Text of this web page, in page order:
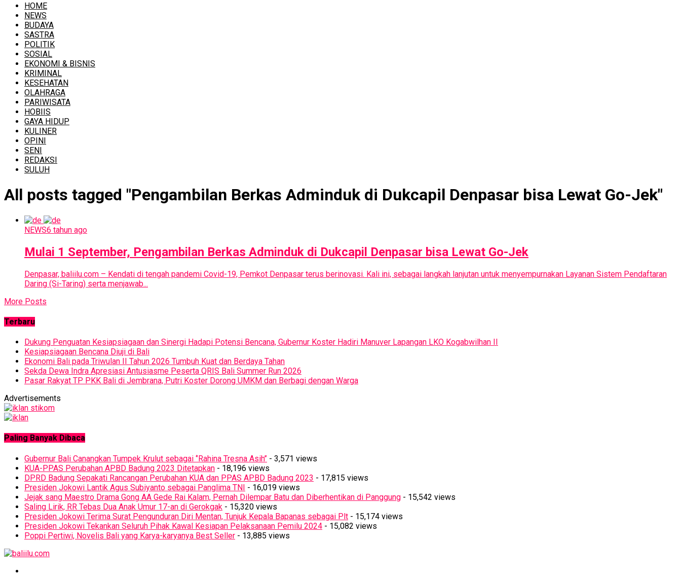
HOME
NEWS
BUDAYA
SASTRA
POLITIK
SOSIAL
EKONOMI & BISNIS
KRIMINAL
KESEHATAN
OLAHRAGA
PARIWISATA
HOBIIS
GAYA HIDUP
KULINER
OPINI
SENI
REDAKSI
SULUH
All posts tagged "Pengambilan Berkas Adminduk di Dukcapil Denpasar bisa Lewat Go-Jek"
NEWS6 tahun ago
Mulai 1 September, Pengambilan Berkas Adminduk di Dukcapil Denpasar bisa Lewat Go-Jek
Denpasar, baliilu.com – Kendati di tengah pandemi Covid-19, Pemkot Denpasar terus berinovasi. Kali ini, sebagai langkah lanjutan untuk menyempurnakan Layanan Sistem Pendaftaran
Daring (Si-Taring) serta menjawab...
More Posts
Terbaru
Dukung Penguatan Kesiapsiagaan dan Sinergi Hadapi Potensi Bencana, Gubernur Koster Hadiri Manuver Lapangan LKO Kogabwilhan II
Kesiapsiagaan Bencana Diuji di Bali
Ekonomi Bali pada Triwulan II Tahun 2026 Tumbuh Kuat dan Berdaya Tahan
Sekda Dewa Indra Apresiasi Antusiasme Peserta QRIS Bali Summer Run 2026
Pasar Rakyat TP PKK Bali di Jembrana, Putri Koster Dorong UMKM dan Berbagi dengan Warga
Advertisements
Paling Banyak Dibaca
Gubernur Bali Canangkan Tumpek Krulut sebagai ‘’Rahina Tresna Asih’’ - 3,571 views
KUA-PPAS Perubahan APBD Badung 2023 Ditetapkan - 18,196 views
DPRD Badung Sepakati Rancangan Perubahan KUA dan PPAS APBD Badung 2023 - 17,815 views
Presiden Jokowi Lantik Agus Subiyanto sebagai Panglima TNI - 16,019 views
Jejak sang Maestro Drama Gong AA Gede Rai Kalam, Pernah Dilempar Batu dan Diberhentikan di Panggung - 15,542 views
Saling Lirik, RR Tebas Dua Anak Umur 17-an di Gerokgak - 15,320 views
Presiden Jokowi Terima Surat Pengunduran Diri Mentan, Tunjuk Kepala Bapanas sebagai Plt - 15,174 views
Presiden Jokowi Tekankan Seluruh Pihak Kawal Kesiapan Pelaksanaan Pemilu 2024 - 15,082 views
Poppi Pertiwi, Novelis Bali yang Karya-karyanya Best Seller - 13,885 views